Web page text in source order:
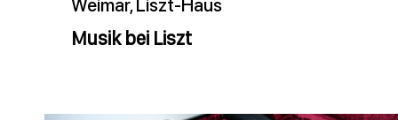
Weimar, Liszt-Haus
Musik bei Liszt